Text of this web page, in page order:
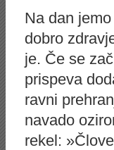
Na dan
dobro
je. Če se
prispeva
ravni
navado
rekel: